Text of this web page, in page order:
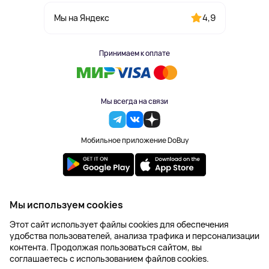
Мы на Яндекс 4,9
Принимаем к оплате
Мы всегда на связи
Мобильное приложение DoBuy
2023-2026 © DoBuy. Все права защищены
Правила обработки персональных данных
Пользовательское соглашение
Оферта
Создание сайта – NetLab
Мы используем cookies
Этот сайт использует файлы cookies для обеспечения
удобства пользователей, анализа трафика и персонализации
контента. Продолжая пользоваться сайтом, вы
соглашаетесь с использованием файлов cookies.